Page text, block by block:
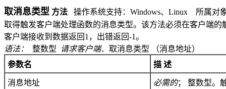
取消息类型 方法 操作系统支持： Windows、 Linux 所属对
取得触发客户端处理函数的消息类型。该方法必须在客户端
客户端接收到数据返回 1 ，出错返回-1。
语法：
整数型 请求客户端．取消息类型 （消息地址）
参数名
描 述
消息地址 必需的； 整数型。